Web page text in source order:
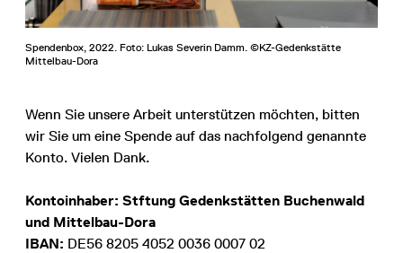
Spendenbox, 2022. Foto: Lukas Severin Damm. ©KZ-Gedenkstätte
Mittelbau-Dora
Wenn Sie unsere Arbeit unterstützen möchten, bitten
wir Sie um eine Spende auf das nach­folgend genannte
Konto. Vielen Dank.
Kontoinhaber: Stftung Gedenkstätten Buchenwald
und Mittelbau-Dora
IBAN: DE56 8205 4052 0036 0007 02